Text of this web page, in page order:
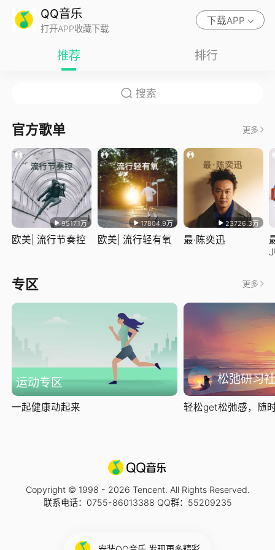
QQ音乐
打开APP收藏下载
下载APP
推荐 排行
官方歌单 更多
9517.1万
欧美| 流行节奏控
17804.9万
欧美| 流行轻有氧
23726.3万
最·陈奕迅
专区 更多
运动专区
一起健康动起来
松弛研习社
轻松get松弛感，随
Copyright © 1998 - 2026 Tencent. All Rights Reserved.
联系电话：0755-86013388 QQ群：55209235